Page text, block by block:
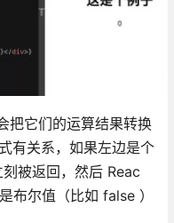
把它们的运算结果转换
有关系，如果左边是个
被返回，然后 Reac
布尔值（比如 false ）